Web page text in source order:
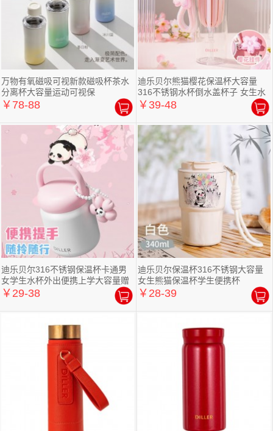
万物有氧磁吸可视新款磁吸杯茶水
分离杯大容量运动可视保
￥78-88
迪乐贝尔熊猫樱花保温杯大容量
316不锈钢水杯倒水盖杯子 女生水
杯
￥39-48
迪乐贝尔316不锈钢保温杯卡通男
女学生水杯外出便携上学大容量赠
送可爱贴
￥29-38
迪乐贝尔保温杯316不锈钢大容量
女生熊猫保温杯学生便携杯
￥28-39